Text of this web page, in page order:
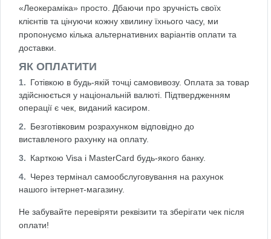
«Леокераміка» просто. Дбаючи про зручність своїх
клієнтів та цінуючи кожну хвилину їхнього часу, ми
пропонуємо кілька альтернативних варіантів оплати та
доставки.
ЯК ОПЛАТИТИ
Готівкою в будь-якій точці самовивозу. Оплата за товар
здійснюється у національній валюті. Підтвердженням
операції є чек, виданий касиром.
Безготівковим розрахунком відповідно до
виставленого рахунку на оплату.
Карткою Visa і MasterCard будь-якого банку.
Через термінал самообслуговування на рахунок
нашого інтернет-магазину.
Не забувайте перевіряти реквізити та зберігати чек після
оплати!